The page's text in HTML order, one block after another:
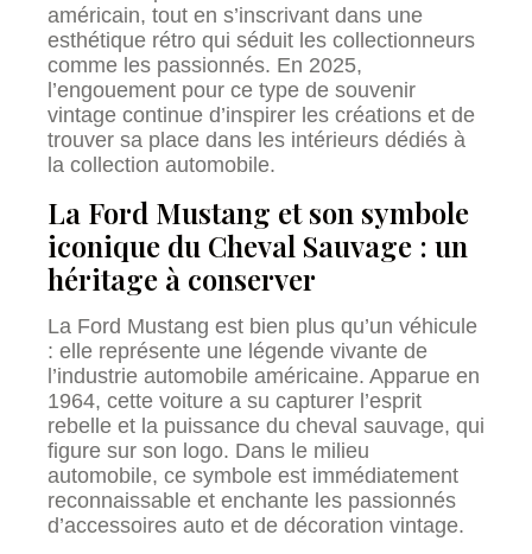
américain, tout en s’inscrivant dans une
esthétique rétro qui séduit les collectionneurs
comme les passionnés. En 2025,
l’engouement pour ce type de souvenir
vintage continue d’inspirer les créations et de
trouver sa place dans les intérieurs dédiés à
la collection automobile.
La Ford Mustang et son symbole
iconique du Cheval Sauvage : un
héritage à conserver
La Ford Mustang est bien plus qu’un véhicule
: elle représente une légende vivante de
l’industrie automobile américaine. Apparue en
1964, cette voiture a su capturer l’esprit
rebelle et la puissance du cheval sauvage, qui
figure sur son logo. Dans le milieu
automobile, ce symbole est immédiatement
reconnaissable et enchante les passionnés
d’accessoires auto et de décoration vintage.